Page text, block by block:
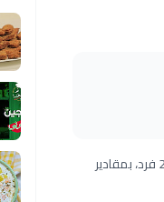
طريقة عمل شوربة البطاطس خطوة بخطوة بـ6 مكونات وفي 30 دقيقة فقط. وصفة سهلة ومجرّبة من مطبخ دلوقتي تكفي 2 فرد، بمقادير